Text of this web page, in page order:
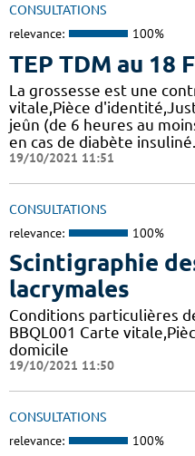
CONSULTATIONS
relevance: 100%
TEP TDM au 18
La grossesse est une
vitale,Pièce
jeûn (de 6 heures au
en cas de diabète
19/10/2021 11:51
CONSULTATIONS
relevance: 100%
Scintigraphie
lacrymales
Conditions particulières
BBQL001 Carte
domicile
19/10/2021 11:50
CONSULTATIONS
relevance: 100%